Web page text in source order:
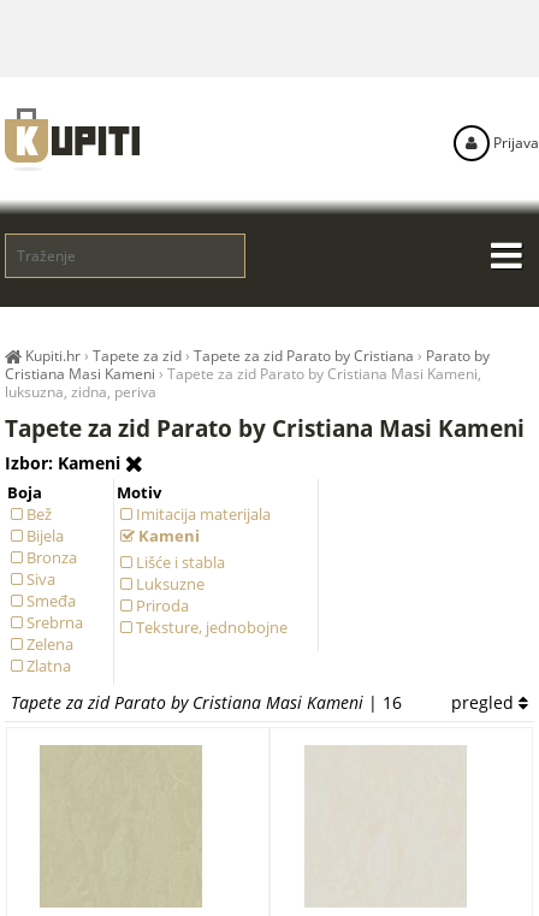
Kupiti.hr›Tapete za zid ›Tapete za zid Parato by Cristiana › Parato by
Cristiana Masi Kameni ›Tapete za zid Parato by Cristiana Masi Kameni,
luksuzna, zidna, periva
Tapete za zid Parato by Cristiana Masi Kameni
Izbor: Kameni
Boja
Bež
Bijela
Bronza
Siva
Smeđa
Srebrna
Zelena
Zlatna
Motiv
Imitacija materijala
Kameni
Lišće i stabla
Luksuzne
Priroda
Teksture, jednobojne
Tapete za zid Parato by Cristiana Masi Kameni | 16 pregled
Prijava